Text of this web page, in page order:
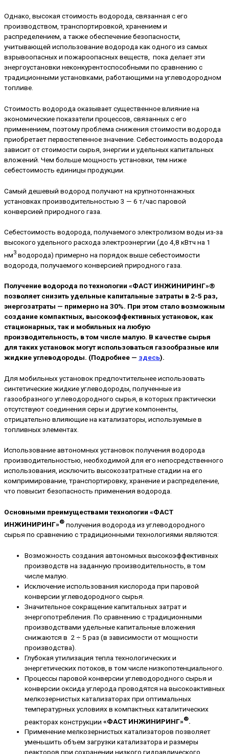
Однако, высокая стоимость водорода, связанная с его
производством, транспортировкой, хранением и
распределением, а также обеспечение безопасности,
учитывающей использование водорода как одного из самых
взрывоопасных и пожароопасных веществ, пока делает эти
энергоустановки неконкурентоспособными по сравнению с
традиционными установками, работающими на углеводородном
топливе.
Стоимость водорода оказывает существенное влияние на
экономические показатели процессов, связанных с его
применением, поэтому проблема снижения стоимости водорода
приобретает первостепенное значение. Себестоимость водорода
зависит от стоимости сырья, энергии и удельных капитальных
вложений. Чем больше мощность установки, тем ниже
себестоимость единицы продукции.
Самый дешевый водород получают на крупнотоннажных
установках производительностью 3 — 6 т/час паровой
конверсией природного газа.
Себестоимость водорода, получаемого электролизом воды из-за
высокого удельного расхода электроэнергии (до 4,8 кВтч на 1
нм3 водорода) примерно на порядок выше себестоимости
водорода, получаемого конверсией природного газа.
Получение водорода по технологии «ФАСТ ИНЖИНИРИНГ»®
позволяет снизить удельные капитальные затраты в 2-5 раз,
энергозатраты — примерно на 30%. При этом стало возможным
создание компактных, высокоэффективных установок, как
стационарных, так и мобильных на любую
производительность, в том числе малую. В качестве сырья
для таких установок могут использоваться газообразные или
жидкие углеводороды. (Подробнее — здесь).
Для мобильных установок предпочтительнее использовать
синтетические жидкие углеводороды, полученные из
газообразного углеводородного сырья, в которых практически
отсутствуют соединения серы и другие компоненты,
отрицательно влияющие на катализаторы, используемые в
топливных элементах.
Использование автономных установок получения водорода
производительностью, необходимой для его непосредственного
использования, исключить высокозатратные стадии на его
компримирование, транспортировку, хранение и распределение,
что повысит безопасность применения водорода.
Основными преимуществами технологии «ФАСТ
ИНЖИНИРИНГ»® получения водорода из углеводородного
сырья по сравнению с традиционными технологиями являются:
Возможность создания автономных высокоэффективных
производств на заданную производительность, в том
числе малую.
Исключение использования кислорода при паровой
конверсии углеводородного сырья.
Значительное сокращение капитальных затрат и
энергопотребления. По сравнению с традиционными
производствами удельные капитальные вложения
снижаются в 2 ÷ 5 раз (в зависимости от мощности
производства).
Глубокая утилизация тепла технологических и
энергетических потоков, в том числе низкопотенциального.
Процессы паровой конверсии углеводородного сырья и
конверсии оксида углерода проводятся на высокоактивных
мелкозернистых катализаторах при оптимальных
температурных условиях в компактных каталитических
реакторах конструкции «ФАСТ ИНЖИНИРИНГ»®.
Применение мелкозернистых катализаторов позволяет
уменьшить объем загрузки катализатора и размеры
реакторов при сохранении низкого гидравлического